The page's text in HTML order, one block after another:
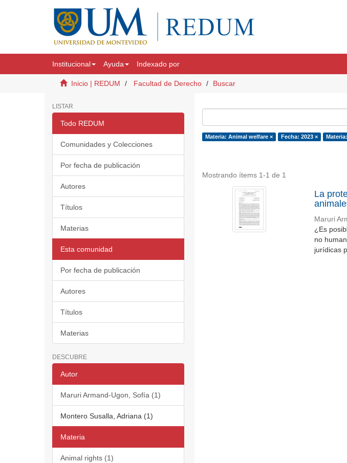
Institucional Ayuda Indexado por
Inicio | REDUM Facultad de Derecho Buscar
LISTAR
Todo REDUM
Comunidades y Colecciones
Por fecha de publicación
Autores
Títulos
Materias
Esta comunidad
Por fecha de publicación
Autores
Títulos
Materias
DESCUBRE
Autor
Maruri Armand-Ugon, Sofía (1)
Montero Susalla, Adriana (1)
Materia
Animal rights (1)
Materia: Animal welfare × Fecha: 2023 ×
Mostrando ítems 1-1 de 1
La
Maruri
¿Es
no
jurídicas